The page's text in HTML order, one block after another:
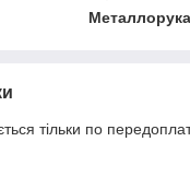
тільки по